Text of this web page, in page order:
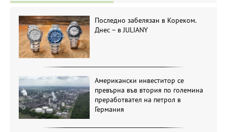
Последно забелязан в Кореком.
Днес – в JULIANY
Американски инвеститор се
превърна във втория по големина
преработвател на петрол в
Германия